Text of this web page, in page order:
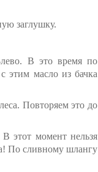
заглушку.
лево. В это время по
этим масло из бачка
Повторяем это до
этот момент нельзя
По сливному шлангу